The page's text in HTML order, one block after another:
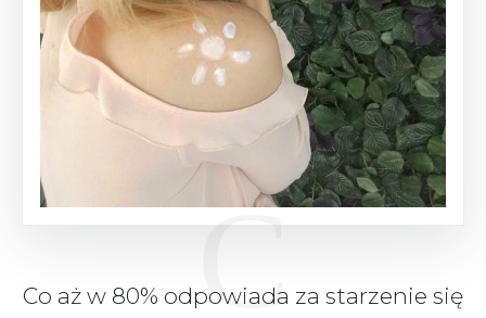
Co aż w 80% odpowiada za starzenie się